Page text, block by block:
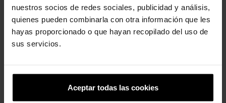
nuestros socios de redes sociales, publicidad y análisis,
quienes pueden combinarla con otra información que les
hayas proporcionado o que hayan recopilado del uso de
sus servicios.
Aceptar todas las cookies
Sandalias con cuña de